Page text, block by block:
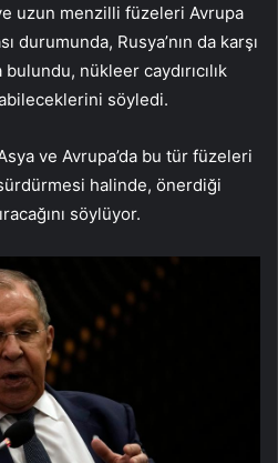
uzun menzilli füzeleri Avrupa
durumunda, Rusya’nın da karşı
bulundu, nükleer caydırıcılık
söyledi.
ve Avrupa’da bu tür füzeleri
halinde, önerdiği
söylüyor.